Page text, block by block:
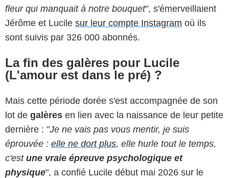
fleur qui manquait à notre bouquet", s'émerveillaient
Jérôme et Lucile sur leur compte Instagram où ils
sont suivis par 326 000 abonnés.
La fin des galères pour Lucile
(L'amour est dans le pré) ?
Mais cette période dorée s'est accompagnée de son
lot de galères en lien avec la naissance de leur petite
dernière : "Je ne vais pas vous mentir, je suis
éprouvée : elle ne dort plus, elle hurle tout le temps,
c'est une vraie épreuve psychologique et
physique", a confié Lucile début mai 2026 sur le